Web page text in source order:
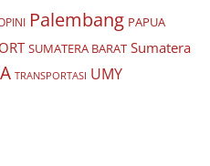
Palembang PAPUA
SUMATERA BARAT Sumatera
TRANSPORTASI UMY